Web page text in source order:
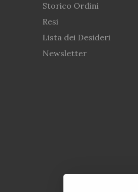
Storico Ordini
Resi
Lista dei Desideri
Newsletter